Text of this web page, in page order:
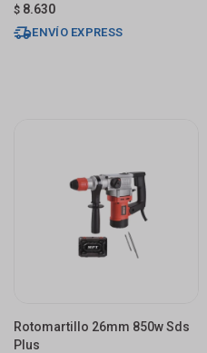
$ 8.630
ENVÍO EXPRESS
Rotomartillo 26mm 850w Sds
Plus